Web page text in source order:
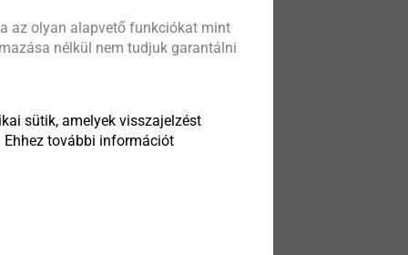
az olyan alapvető funkciókat mint
nélkül nem tudjuk garantálni
sütik, amelyek visszajelzést
további információt